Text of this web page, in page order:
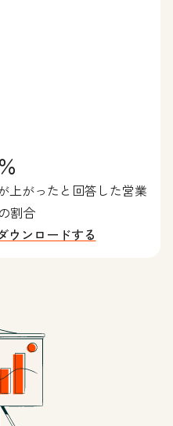
上がったと回答した営業
割合
ウンロードする